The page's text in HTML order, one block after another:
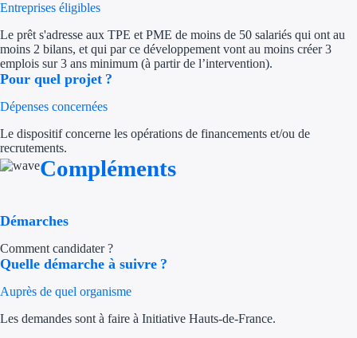
Par financeur
Quelles aides pour
Entreprises éligibles
Le prêt s'adresse aux TPE et PME de moins de 50 salariés qui ont au
moins 2 bilans, et qui par ce développement vont au moins créer 3
emplois sur 3 ans minimum (à partir de l’intervention).
Pour quel projet ?
Dépenses concernées
Le dispositif concerne les opérations de financements et/ou de
recrutements.
Compléments
Démarches
Comment candidater ?
Quelle démarche à suivre ?
Auprès de quel organisme
Les demandes sont à faire à Initiative Hauts-de-France.